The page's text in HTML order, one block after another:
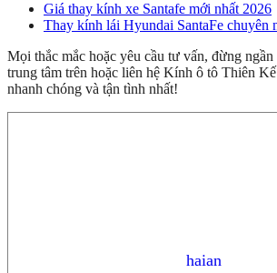
Giá thay kính xe Santafe mới nhất 2026
Thay kính lái Hyundai SantaFe chuyên
Mọi thắc mắc hoặc yêu cầu tư vấn, đừng
trung tâm trên hoặc liên hệ Kính ô tô Thiên
nhanh chóng và tận tình nhất!
haian